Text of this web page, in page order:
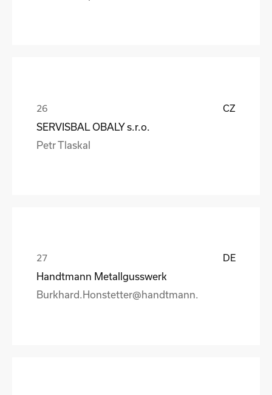
CZ
SERVISBAL OBALY s.r.o.
Petr Tlaskal
DE
Handtmann Metallgusswerk
Burkhard.Honstetter@handtmann.